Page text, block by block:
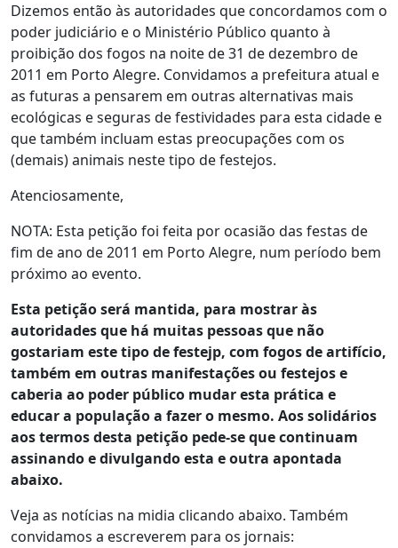
Dizemos então às autoridades que concordamos com o
poder judiciário e o Ministério Público quanto à
proibição dos fogos na noite de 31 de dezembro de
2011 em Porto Alegre. Convidamos a prefeitura atual e
as futuras a pensarem em outras alternativas mais
ecológicas e seguras de festividades para esta cidade e
que também incluam estas preocupações com os
(demais) animais neste tipo de festejos.
Atenciosamente,
NOTA: Esta petição foi feita por ocasião das festas de
fim de ano de 2011 em Porto Alegre, num período bem
próximo ao evento.
Esta petição será mantida, para mostrar às
autoridades que há muitas pessoas que não
gostariam este tipo de festejp, com fogos de artifício,
também em outras manifestações ou festejos e
caberia ao poder público mudar esta prática e
educar a população a fazer o mesmo. Aos solidários
aos termos desta petição pede-se que continuam
assinando e divulgando esta e outra apontada
abaixo.
Veja as notícias na midia clicando abaixo. Também
convidamos a escreverem para os jornais: